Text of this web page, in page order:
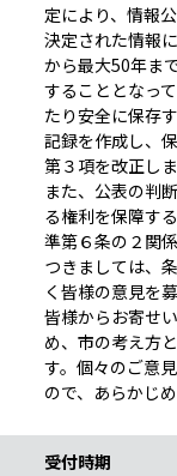
定により、情報
決定された情報
から最大50年ま
することとなっ
たり安全に保存
記録を作成し、
第３項を改正しま
また、公表の判
る権利を保障す
準第６条の２関
つきましては、
く皆様の意見を
皆様からお寄せ
め、市の考え方
す。個々のご意
ので、あらかじ
受付時期